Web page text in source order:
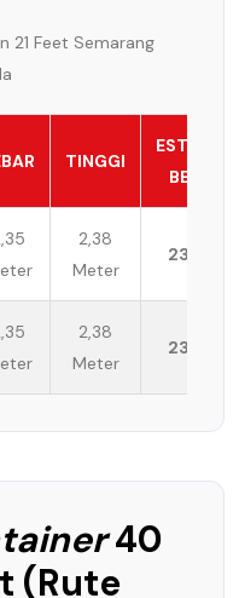
TINGGI
ESTIMASI
BEBAN
2,38
Meter
23 Ton
2,38
Meter
23 Ton
40
(Rute